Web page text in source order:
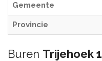
Gemeente
Provincie
Buren Trijehoek